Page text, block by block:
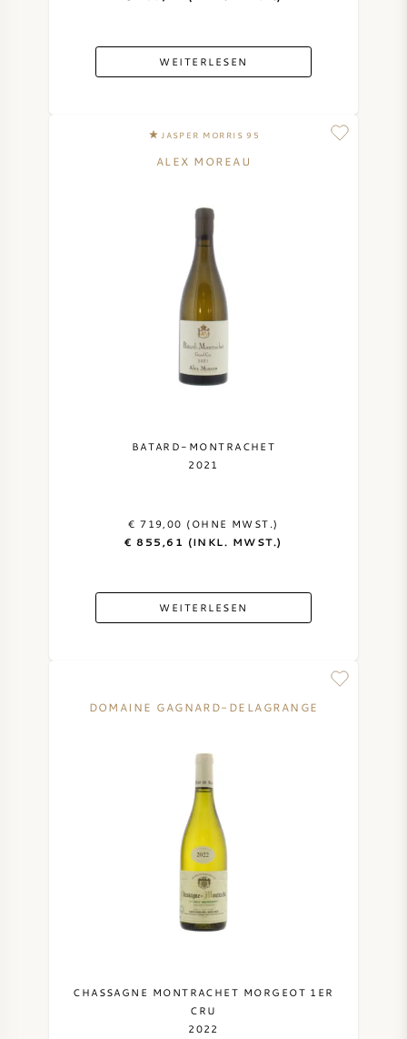
WEITERLESEN
JASPER MORRIS 95
ALEX MOREAU
BATARD-MONTRACHET
2021
€ 719,00 (OHNE MWST.)
€ 855,61 (INKL. MWST.)
WEITERLESEN
DOMAINE GAGNARD-DELAGRANGE
CHASSAGNE MONTRACHET MORGEOT 1ER
CRU
2022